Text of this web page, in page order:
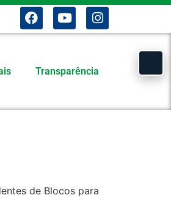
Transparência
de Blocos para